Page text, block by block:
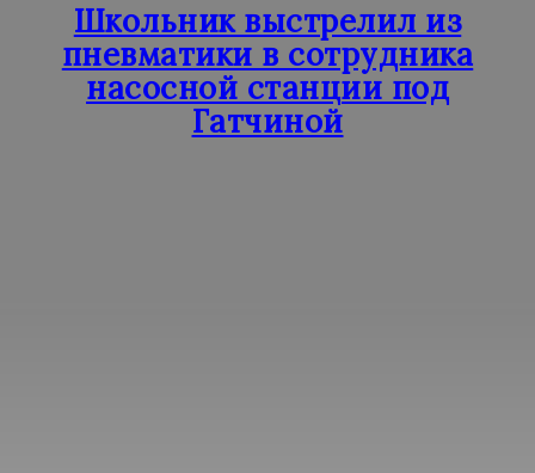
Школьник выстрелил из
пневматики в сотрудника
насосной станции под
Гатчиной